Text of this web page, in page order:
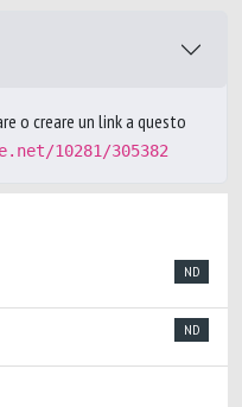
o creare un link a questo
10281/305382
ND
ND